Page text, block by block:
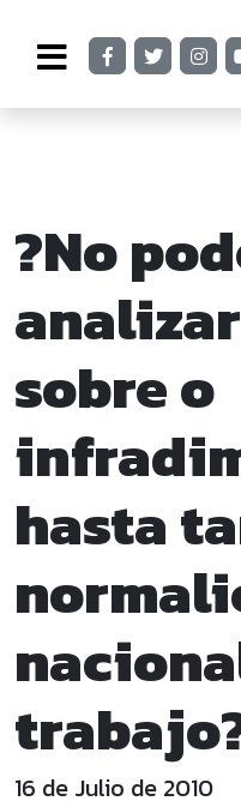
?No
sobre o
hasta
16 de Julio de 2010